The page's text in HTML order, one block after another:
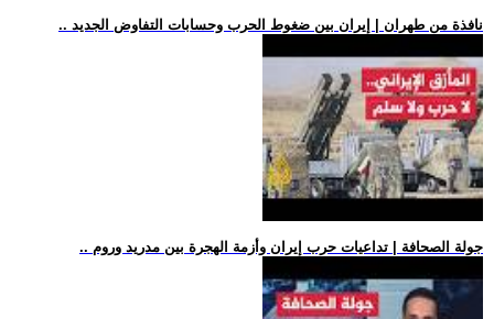
.. نافذة من طهران | إيران بين ضغوط الحرب وحسابات التفاوض الجديد
.. جولة الصحافة | تداعيات حرب إيران وأزمة الهجرة بين مدريد وروم